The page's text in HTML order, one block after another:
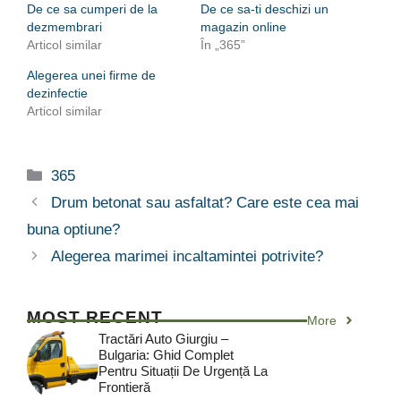
De ce sa cumperi de la
dezmembrari
Articol similar
De ce sa-ti deschizi un
magazin online
În „365”
Alegerea unei firme de
dezinfectie
Articol similar
Categorii
365
Drum betonat sau asfaltat? Care este cea mai
buna optiune?
Alegerea marimei incaltamintei potrivite?
MOST RECENT More
Tractări Auto Giurgiu –
Bulgaria: Ghid Complet
Pentru Situații De Urgență La
Frontieră